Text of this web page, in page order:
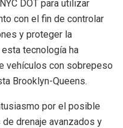
DOT para utilizar
con el fin de controlar
y proteger la
tecnología ha
vehículos con sobrepeso
Brooklyn-Queens.
por el posible
drenaje avanzados y